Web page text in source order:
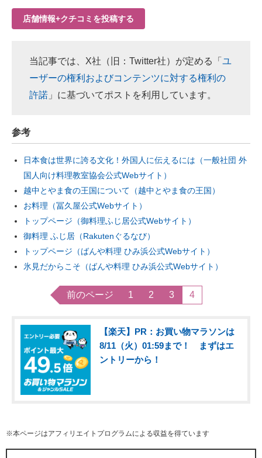
店舗情報+クチコミを投稿する
当記事では、X社（旧：Twitter社）が定める「 ユ
ーザーの権利およびコンテンツに対する権利の
許諾 」に基づいてポストを利用しています。
参考
日本食は世界に誇る文化！外国人に伝えるには（一般社団 外
国人向け料理教室協会公式Webサイト）
越中とやま食の王国について（越中とやま食の王国）
お料理（冨久屋公式Webサイト）
トップページ（御料理ふじ居公式Webサイト）
御料理 ふじ居（Rakutenぐるなび）
トップページ（ばんや料理 ひみ浜公式Webサイト）
氷見だからこそ（ばんや料理 ひみ浜公式Webサイト）
前のページ 1 2 3 4
【楽天】PR：お買い物マラソンは
8/11（火）01:59まで！ まずはエ
ントリーから！
※本ページはアフィリエイトプログラムによる収益を得ています